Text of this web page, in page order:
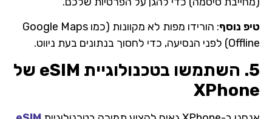
טיפ נוסף
: הורידו מפות לא מקוונות (כמו Google Maps
Offline) לפני הנסיעה, כדי לחסוך בנתונים בעת ניווט.
5. השתמשו בטכנולוגיית eSIM של
XPhone